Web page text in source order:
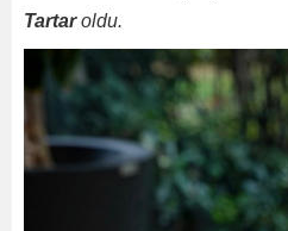
Tartaroldu.